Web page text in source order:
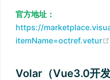
官方地址：
https://
itemName=octref.vetur
Volar（Vue3.0开发